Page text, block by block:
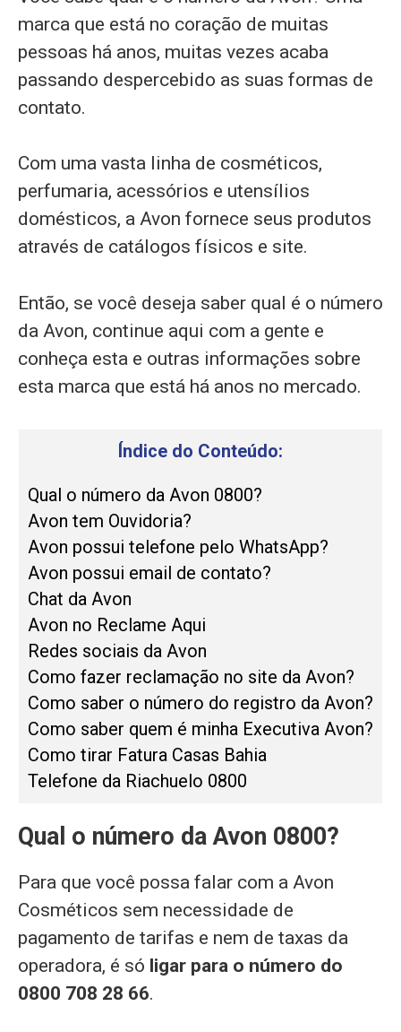
marca que está no coração de muitas
pessoas há anos, muitas vezes acaba
passando despercebido as suas formas de
contato.
Com uma vasta linha de cosméticos,
perfumaria, acessórios e utensílios
domésticos, a Avon fornece seus produtos
através de catálogos físicos e site.
Então, se você deseja saber qual é o número
da Avon, continue aqui com a gente e
conheça esta e outras informações sobre
esta marca que está há anos no mercado.
Índice do Conteúdo:
Qual o número da Avon 0800?
Avon tem Ouvidoria?
Avon possui telefone pelo WhatsApp?
Avon possui email de contato?
Chat da Avon
Avon no Reclame Aqui
Redes sociais da Avon
Como fazer reclamação no site da Avon?
Como saber o número do registro da Avon?
Como saber quem é minha Executiva Avon?
Como tirar Fatura Casas Bahia
Telefone da Riachuelo 0800
Qual o número da Avon 0800?
Para que você possa falar com a Avon
Cosméticos sem necessidade de
pagamento de tarifas e nem de taxas da
operadora, é só ligar para o número do
0800 708 28 66.